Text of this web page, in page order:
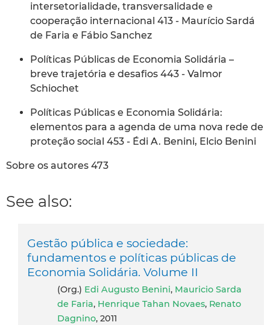
intersetorialidade, transversalidade e
cooperação internacional 413 - Maurício Sardá
de Faria e Fábio Sanchez
Políticas Públicas de Economia Solidária –
breve trajetória e desafios 443 - Valmor
Schiochet
Políticas Públicas e Economia Solidária:
elementos para a agenda de uma nova rede de
proteção social 453 - Édi A. Benini, Elcio Benini
Sobre os autores 473
See also:
Gestão pública e sociedade:
fundamentos e políticas públicas de
Economia Solidária. Volume II
(org.) Edi Augusto Benini, Mauricio Sarda
de Faria, Henrique Tahan Novaes, Renato
Dagnino, 2011